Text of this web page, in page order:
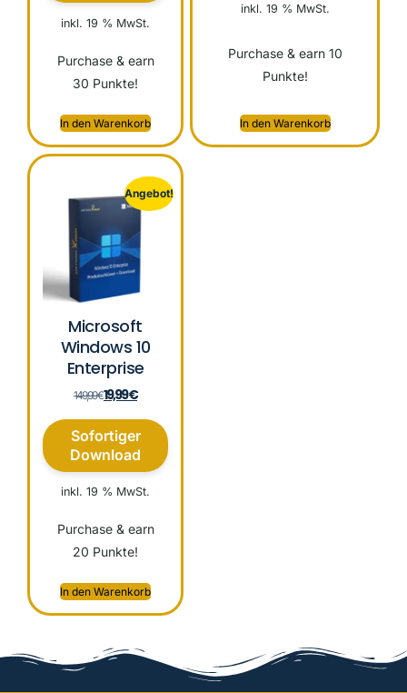
inkl. 19 % MwSt.
Purchase & earn
30 Punkte!
In den Warenkorb
inkl. 19 % MwSt.
Purchase & earn 10
Punkte!
In den Warenkorb
Angebot!
Microsoft
Windows 10
Enterprise
149,99€19,99€
Sofortiger
Download
inkl. 19 % MwSt.
Purchase & earn
20 Punkte!
In den Warenkorb